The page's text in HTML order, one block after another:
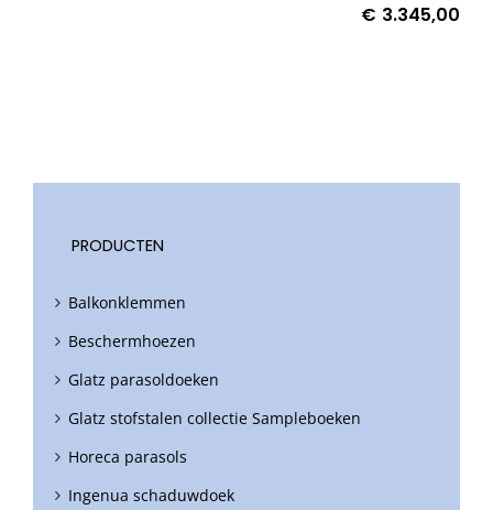
€ 3.345,00
PRODUCTEN
Balkonklemmen
Beschermhoezen
Glatz parasoldoeken
Glatz stofstalen collectie Sampleboeken
Horeca parasols
Ingenua schaduwdoek